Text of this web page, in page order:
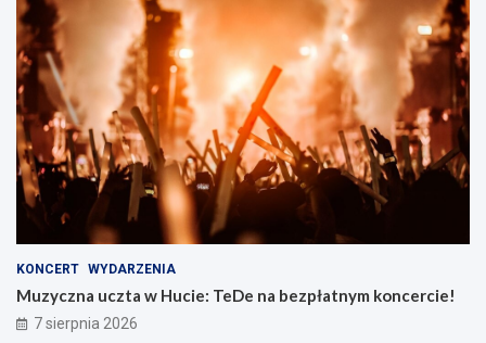
KONCERT WYDARZENIA
Muzyczna uczta w Hucie: TeDe na bezpłatnym koncercie!
7 sierpnia 2026